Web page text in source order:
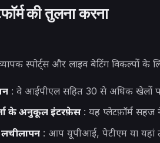
की तुलना करना
स्पोर्ट्स और लाइव बेटिंग विकल्पों के
: वे आईपीएल सहित 30 से अधिक खेलों पर
के अनुकूल इंटरफ़ेस: यह प्लेटफ़ॉर्म सहज
: आप यूपीआई, पेटीएम या यहां